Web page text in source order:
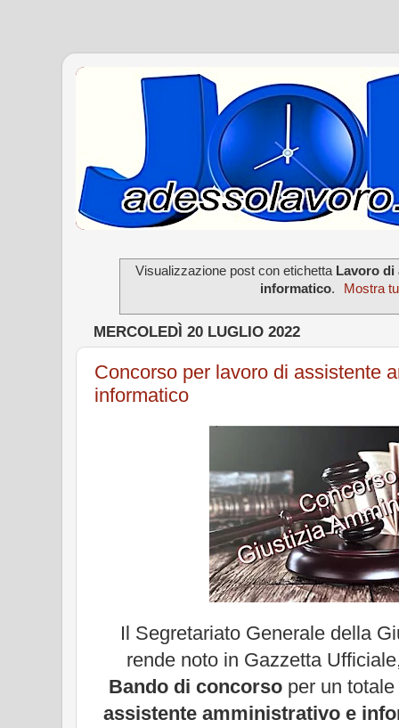
Visualizzazione post con etichetta Lavoro
informatico. Mostra
MERCOLEDÌ 20 LUGLIO 2022
Concorso per lavoro di assistente
informatico
Il Segretariato Generale della
rende noto in Gazzetta
Bando di concorso per un
assistente amministrativo e